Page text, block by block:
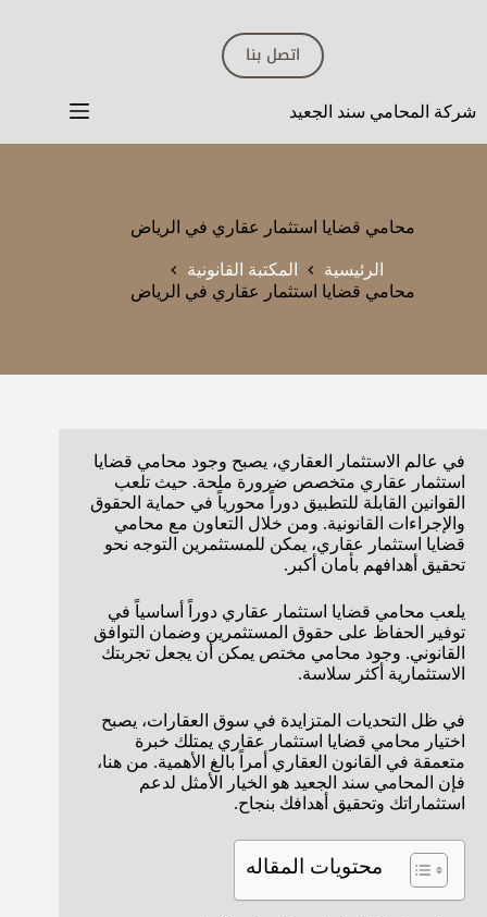
اتصل بنا
شركة المحامي سند الجعيد
محامي قضايا استثمار عقاري في الرياض
الرئيسية
المكتبة القانونية
محامي قضايا استثمار عقاري في الرياض
في عالم الاستثمار العقاري، يصبح وجود محامي قضايا
استثمار عقاري متخصص ضرورة ملحة. حيث تلعب
القوانين القابلة للتطبيق دوراً محورياً في حماية الحقوق
والإجراءات القانونية. ومن خلال التعاون مع محامي
قضايا استثمار عقاري، يمكن للمستثمرين التوجه نحو
تحقيق أهدافهم بأمان أكبر.
يلعب محامي قضايا استثمار عقاري دوراً أساسياً في
توفير الحفاظ على حقوق المستثمرين وضمان التوافق
القانوني. وجود محامي مختص يمكن أن يجعل تجربتك
الاستثمارية أكثر سلاسة.
في ظل التحديات المتزايدة في سوق العقارات، يصبح
اختيار محامي قضايا استثمار عقاري يمتلك خبرة
متعمقة في القانون العقاري أمراً بالغ الأهمية. من هنا،
فإن المحامي سند الجعيد هو الخيار الأمثل لدعم
استثماراتك وتحقيق أهدافك بنجاح.
محتويات المقاله